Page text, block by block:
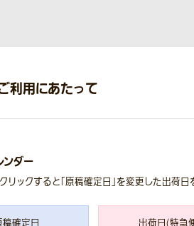
利用にあたって
ンダー
リックすると「原稿確定日」を変更した出荷日
稿確定日 出荷日(特急